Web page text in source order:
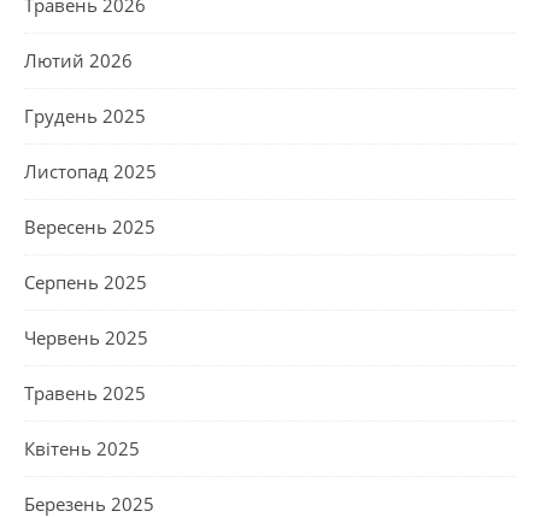
Лютий 2026
Грудень 2025
Листопад 2025
Вересень 2025
Серпень 2025
Червень 2025
Травень 2025
Квітень 2025
Березень 2025